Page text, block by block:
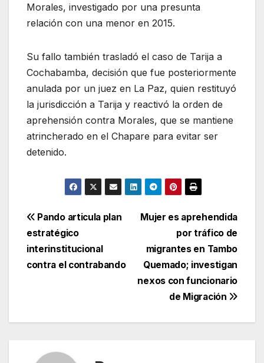
Morales, investigado por una presunta
relación con una menor en 2015.
Su fallo también trasladó el caso de Tarija a
Cochabamba, decisión que fue posteriormente
anulada por un juez en La Paz, quien restituyó
la jurisdicción a Tarija y reactivó la orden de
aprehensión contra Morales, que se mantiene
atrincherado en el Chapare para evitar ser
detenido.
Navegación
de
entradas
Mujer es aprehendida
por tráfico de
migrantes en Tambo
Quemado; investigan
nexos con funcionario
de Migración
Pando articula plan
estratégico
interinstitucional
contra el contrabando